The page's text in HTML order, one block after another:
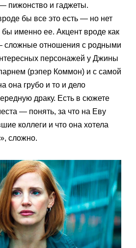
пижонство и гаджеты.
бы все это есть — но нет
бы именно ее. Акцент вроде как
сложные отношения с родными
персонажей у Джины
(рэпер Коммон) и с самой
она грубо и то и дело
драку. Есть в сюжете
— понять, за что на Еву
коллеги и что она хотела
сложно.